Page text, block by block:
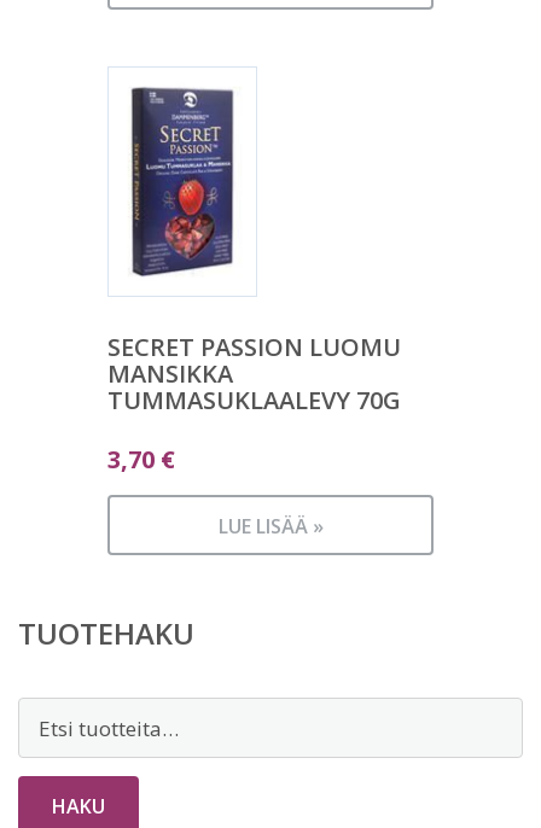
SECRET PASSION LUOMU
MANSIKKA
TUMMASUKLAALEVY 70G
3,70 €
LUE LISÄÄ »
TUOTEHAKU
HAKU